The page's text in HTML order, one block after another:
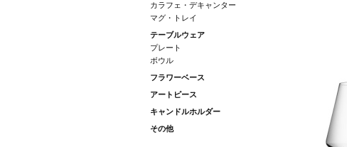
カラフェ・デキャンター
マグ・トレイ
テーブルウェア
プレート
ボウル
フラワーベース
アートピース
キャンドルホルダー
その他